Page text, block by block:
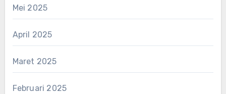
Mei 2025
April 2025
Maret 2025
Februari 2025